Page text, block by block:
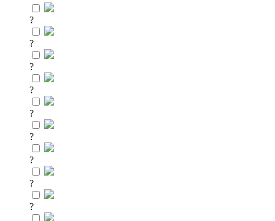
?
?
?
?
?
?
?
?
?